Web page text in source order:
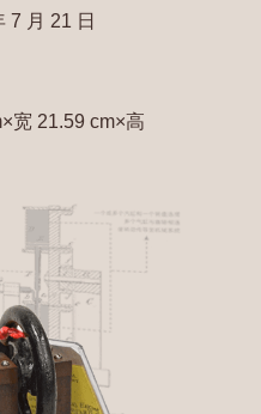
7 月 21 日
宽 21.59 cm×高